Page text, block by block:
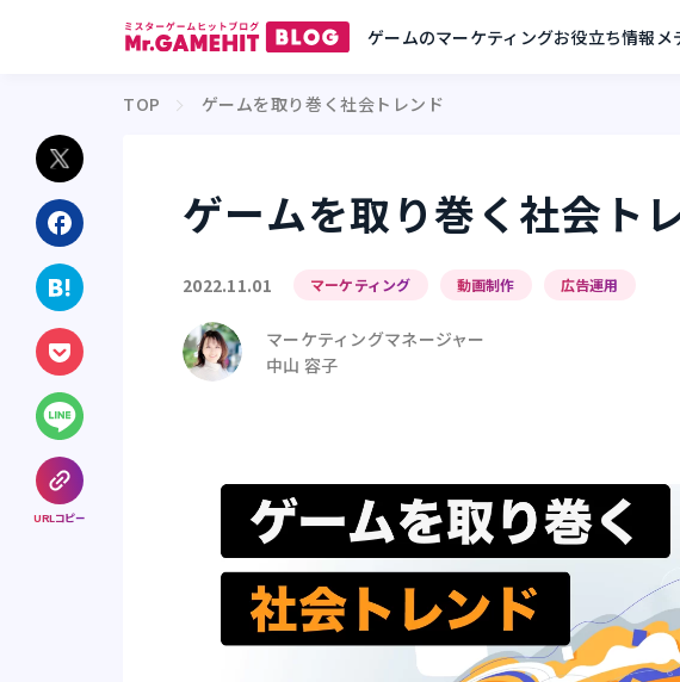
ゲームのマーケティングお役立ち情報メ
TOP ゲームを取り巻く社会トレンド
ゲームを取り巻く社会ト
2022.11.01 マーケティング 動画制作 広告運用
マーケティングマネージャー
中山 容子
URLコピー